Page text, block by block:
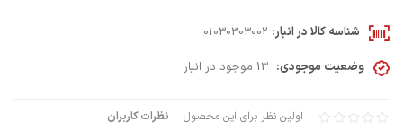
اولین نظر برای این محصول نظرات کاربران
شناسه کالا در انبار: 01030303002
وضعیت موجودی: 13 موجود در انبار